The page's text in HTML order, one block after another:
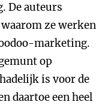
De auteurs
ze werken
marketing.
op
is voor de
daartoe een heel